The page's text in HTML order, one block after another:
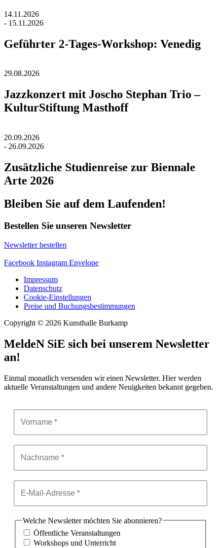
14.11.2026
- 15.11.2026
Geführter 2-Tages-Workshop: Venedig
29.08.2026
Jazzkonzert mit Joscho Stephan Trio –
KulturStiftung Masthoff
20.09.2026
- 26.09.2026
Zusätzliche Studienreise zur Biennale
Arte 2026
Bleiben Sie auf dem Laufenden!
Bestellen Sie unseren Newsletter
Newsletter bestellen
Facebook Instagram Envelope
Impressum
Datenschutz
Cookie-Einstellungen
Preise und Buchungsbestimmungen
Copyright © 2026 Kunsthalle Burkamp
MeldeN SiE sich bei unserem Newsletter
an!
Einmal monatlich versenden wir einen Newsletter. Hier werden
aktuelle Veranstaltungen und andere Neuigkeiten bekannt gegeben.
Welche Newsletter möchten Sie abonnieren?
Öffentliche Veranstaltungen
Workshops und Unterricht